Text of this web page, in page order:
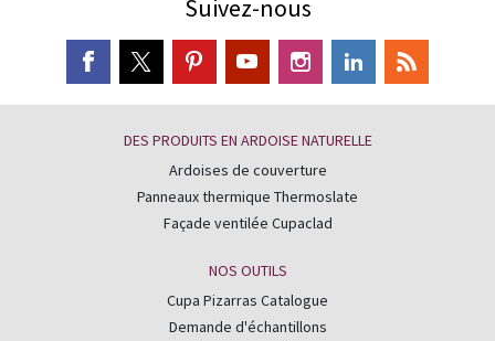
Suivez-nous
DES PRODUITS EN ARDOISE NATURELLE
Ardoises de couverture
Panneaux thermique Thermoslate
Façade ventilée Cupaclad
NOS OUTILS
Cupa Pizarras Catalogue
Demande d'échantillons